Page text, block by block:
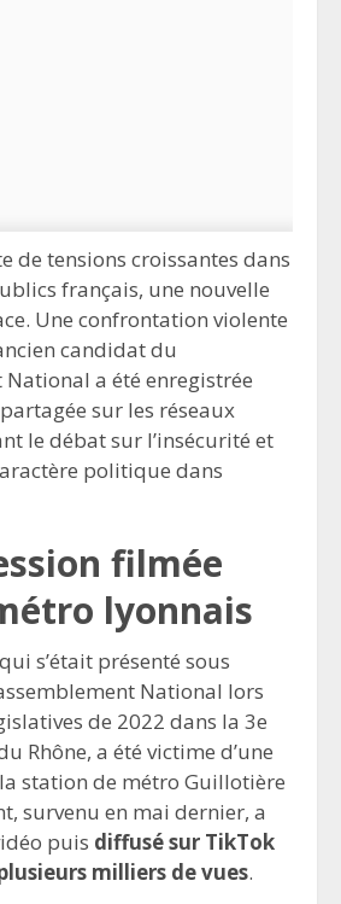
de tensions croissantes dans
français, une nouvelle
Une confrontation violente
candidat du
National a été enregistrée
sur les réseaux
le débat sur l’insécurité et
politique dans
filmée
lyonnais
s’était présenté sous
National lors
de 2022 dans la 3e
Rhône, a été victime d’une
station de métro Guillotière
survenu en mai dernier, a
puis diffusé sur TikTok
milliers de vues.